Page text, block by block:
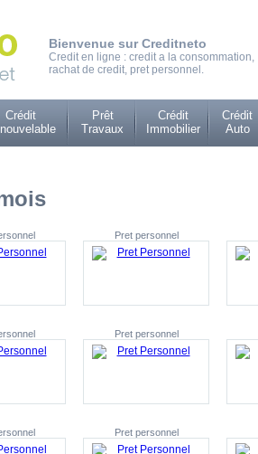
Bienvenue sur Creditneto
Credit en ligne : credit a la consommation,
rachat de credit, pret personnel.
Crédit
Prêt
Travaux
Crédit
Immobilier
Crédit
Auto
Pret personnel
Pret personnel
Pret personnel